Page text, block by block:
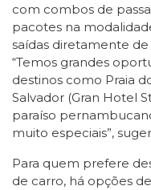
com combos de
pacotes na
saídas diretamente
“Temos grandes
destinos como Praia
Salvador (Gran Hotel
paraíso
muito especiais”,
Para quem prefere
de carro, há opções